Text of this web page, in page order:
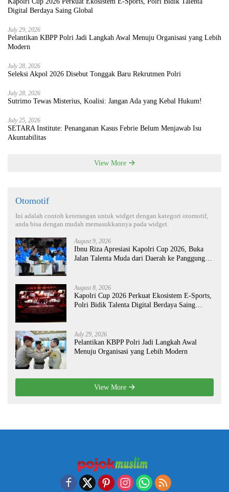
Digital Berdaya Saing Global
July 29, 2026
Pelantikan KBPP Polri Jadi Langkah Awal Menuju Organisasi yang Lebih
Modern
July 28, 2026
Seleksi Akpol 2026 Disebut Tonggak Baru Rekrutmen Polri
July 28, 2026
Sutrimo Tewas Misterius, Koalisi: Jangan Ada yang Kebal Hukum!
July 25, 2026
SETARA Institute: Penanganan Kasus Febrie Belum Menjawab Isu
Akuntabilitas
View More
Otomotif
Ini adalah contoh keterangan untuk widget dengan kategori otomotif,
anda bisa dengan mudah memasukkannya pada widget.
August 9, 2026
Ibnu Riza Apresiasi Kapolri Cup 2026, Buka
Jalan Talenta Muda dari Daerah ke Panggung
August 8, 2026
Kapolri Cup 2026 Perkuat Ekosistem E-Sports,
Polri Bidik Talenta Digital Berdaya Saing
July 29, 2026
Pelantikan KBPP Polri Jadi Langkah Awal
Menuju Organisasi yang Lebih Modern
View More